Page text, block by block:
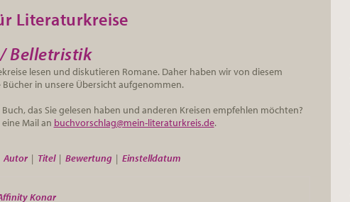
Literaturkreise
Belletristik
lesen und diskutieren Romane. Daher haben wir von diesem
Bücher in unsere Übersicht aufgenommen.
das Sie gelesen haben und anderen Kreisen empfehlen möchten?
Mail an buchvorschlag@mein-literaturkreis.de.
Autor | Titel | Bewertung | Einstelldatum
Konar